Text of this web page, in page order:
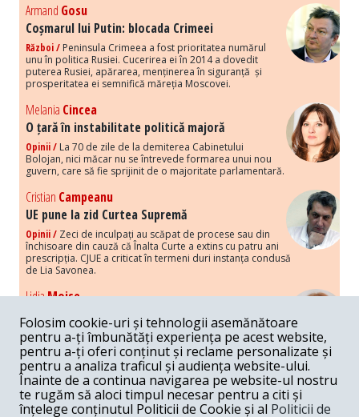
Armand Gosu
Coșmarul lui Putin: blocada Crimeei
Război / Peninsula Crimeea a fost prioritatea numărul
unu în politica Rusiei. Cucerirea ei în 2014 a dovedit
puterea Rusiei, apărarea, menținerea în siguranță și
prosperitatea ei semnifică măreția Moscovei.
Melania Cincea
O țară în instabilitate politică majoră
Opinii / La 70 de zile de la demiterea Cabinetului
Bolojan, nici măcar nu se întrevede formarea unui nou
guvern, care să fie sprijinit de o majoritate parlamentară.
Cristian Campeanu
UE pune la zid Curtea Supremă
Opinii / Zeci de inculpați au scăpat de procese sau din
închisoare din cauză că Înalta Curte a extins cu patru ani
prescripția. CJUE a criticat în termeni duri instanța condusă
de Lia Savonea.
LidiaMoise
Costurile economice ale haosului politic
Opinii / Economia nu poate rezista cu retorica falsă a
susținerii intereselor poporului, care, de fapt, ascunde
obsesia menținerii privilegiilor și a averilor unor caste.
Melania Cincea
Noi puseuri de xenofobie din partea românilor
Folosim cookie-uri și tehnologii asemănătoare
pentru a-ți îmbunătăți experiența pe acest website,
pentru a-ți oferi conținut și reclame personalizate și
pentru a analiza traficul și audiența website-ului.
Înainte de a continua navigarea pe website-ul nostru
te rugăm să aloci timpul necesar pentru a citi și
înțelege conținutul Politicii de Cookie și al Politicii de